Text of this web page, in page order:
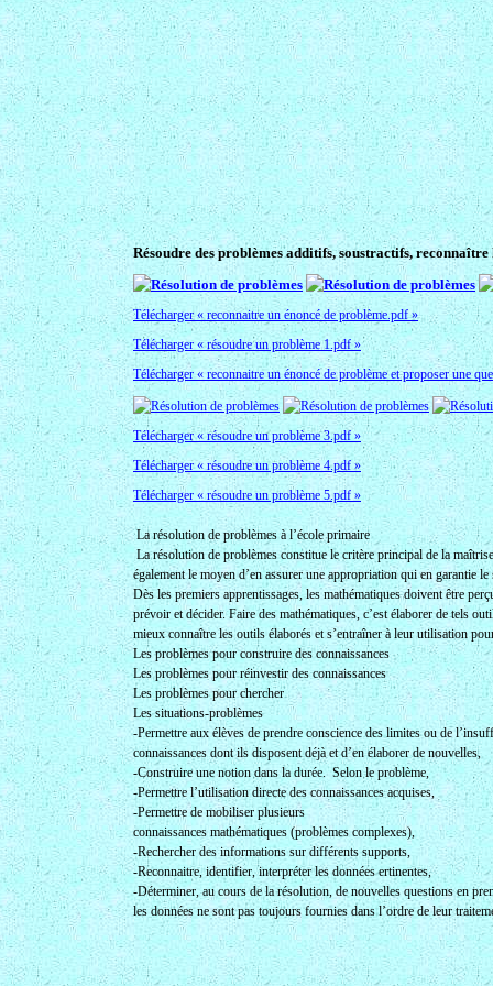
Résoudre des problèmes additifs, soustractifs,
Télécharger « reconnaitre un énoncé de problème.pdf »
Télécharger « résoudre un problème 1.pdf »
Télécharger « reconnaitre un énoncé de problème et proposer une
Télécharger « résoudre un problème 3.pdf »
Télécharger « résoudre un problème 4.pdf »
Télécharger « résoudre un problème 5.pdf »
La résolution de problèmes à l’école primaire
La résolution de problèmes constitue le critère principal de la
également le moyen d’en assurer une appropriation qui en garantie le
Dès les premiers apprentissages, les mathématiques doivent être
prévoir et décider. Faire des mathématiques, c’est élaborer de tels
mieux connaître les outils élaborés et s’entraîner à leur utilisation
Les problèmes pour construire des connaissances
Les problèmes pour réinvestir des connaissances
Les problèmes pour chercher
Les situations-problèmes
-Permettre aux élèves de prendre conscience des limites ou de
connaissances dont ils disposent déjà et d’en élaborer de nouvelles,
-Construire une notion dans la durée. Selon le problème,
-Permettre l’utilisation directe des connaissances acquises,
-Permettre de mobiliser plusieurs
connaissances mathématiques (problèmes complexes),
-Rechercher des informations sur différents supports,
-Reconnaitre, identifier, interpréter les données ertinentes,
-Déterminer, au cours de la résolution, de nouvelles questions en
les données ne sont pas toujours fournies dans l’ordre de leur